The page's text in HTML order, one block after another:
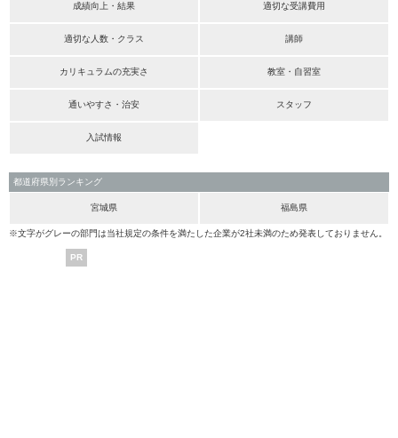
成績向上・結果 適切な受講費用
適切な人数・クラス 講師
カリキュラムの充実さ 教室・自習室
通いやすさ・治安 スタッフ
入試情報
都道府県別ランキング
宮城県 福島県
※文字がグレーの部門は当社規定の条件を満たした企業が2社未満のため発表しておりません。
PR